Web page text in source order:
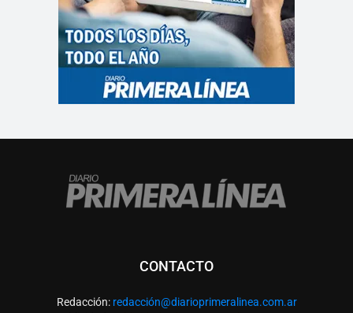
CONTACTO
Redacción: redacción@diarioprimeralinea.com.ar